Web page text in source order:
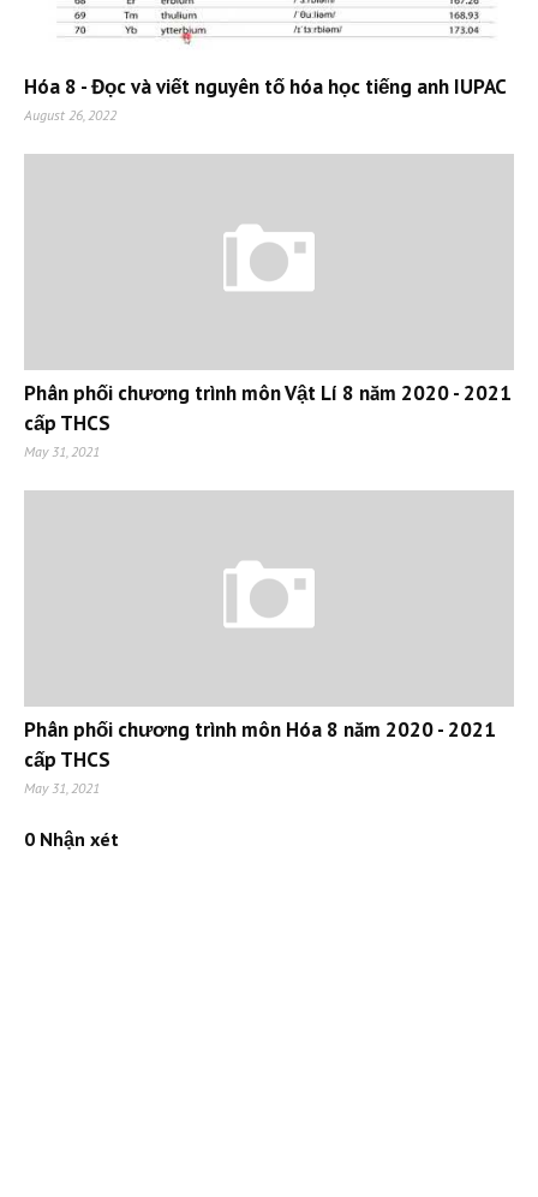
Hóa 8 - Đọc và viết nguyên tố hóa học tiếng anh IUPAC
August 26, 2022
Phân phối chương trình môn Vật Lí 8 năm 2020 - 2021
cấp THCS
May 31, 2021
Phân phối chương trình môn Hóa 8 năm 2020 - 2021
cấp THCS
May 31, 2021
0 Nhận xét